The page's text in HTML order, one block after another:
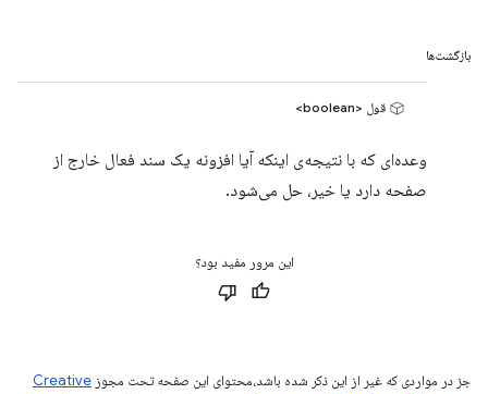
بازگشت‌ها
قول <boolean>
وعده‌ای که با نتیجه‌ی اینکه آیا افزونه یک سند فعال خارج از
صفحه دارد یا خیر، حل می‌شود.
این مرور مفید بود؟
جز در مواردی که غیر از این ذکر شده باشد،‌محتوای این صفحه تحت مجوز Creative